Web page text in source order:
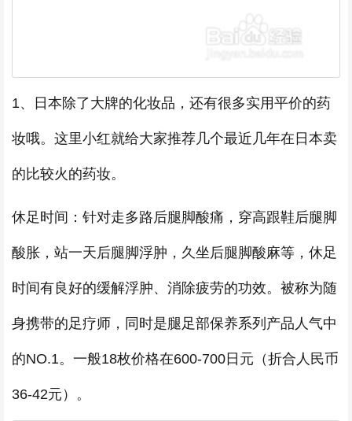
1、日本除了大牌的化妆品，还有很多实用平价的药
妆哦。这里小红就给大家推荐几个最近几年在日本卖
的比较火的药妆。
休足时间：针对走多路后腿脚酸痛，穿高跟鞋后腿脚
酸胀，站一天后腿脚浮肿，久坐后腿脚酸麻等，休足
时间有良好的缓解浮肿、消除疲劳的功效。被称为随
身携带的足疗师，同时是腿足部保养系列产品人气中
的NO.1。一般18枚价格在600-700日元（折合人民币
36-42元）。